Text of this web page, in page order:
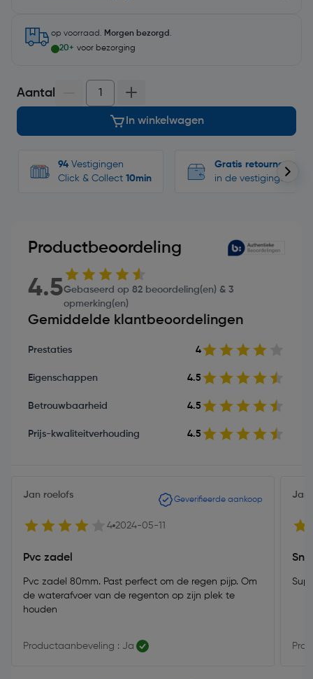
op voorraad. Morgen bezorgd .
20+ voor bezorging
Aantal
In winkelwagen
94 Vestigingen
Click & Collect 10min
Gratis retourneren
in de vestigingen
Productbeoordeling
4.5Gebaseerd op 82 beoordeling(en) & 3
opmerking(en)
Gemiddelde klantbeoordelingen
Prestaties 4
Eigenschappen 4.5
Betrouwbaarheid 4.5
Prijs-kwaliteitverhouding 4.5
Jan roelofs Geverifieerde aankoop
4 2024-05-11
Pvc zadel
Pvc zadel 80mm. Past perfect om de regen pijp. Om
de waterafvoer van de regenton op zijn plek te
houden
Productaanbeveling : Ja